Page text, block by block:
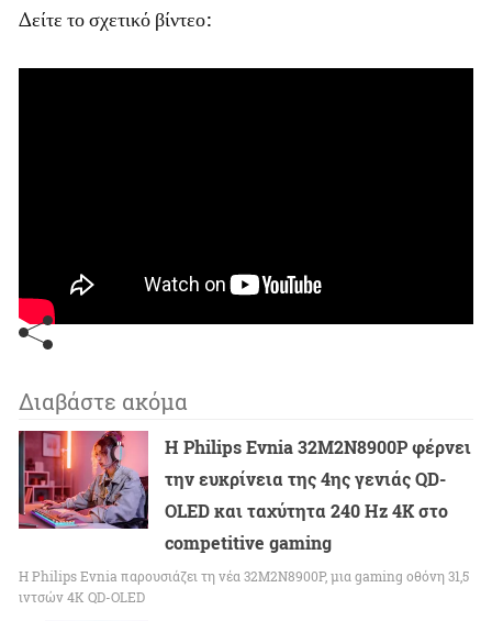
Δείτε το σχετικό βίντεο:
Διαβάστε ακόμα
Η Philips Evnia 32M2N8900P φέρνει
την ευκρίνεια της 4ης γενιάς QD-
OLED και ταχύτητα 240 Hz 4K στο
competitive gaming
Η Philips Evnia παρουσιάζει τη νέα 32M2N8900P, μια gaming οθόνη 31,5
ιντσών 4K QD-OLED